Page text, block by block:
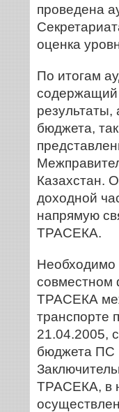
проведена
оценка
По итогам
содержащий
результаты,
бюджета,
Казахстан.
доходной
напрямую
ТРАСЕКА.
Необходимо
совместном
ТРАСЕКА
транспорте
21.04.2005,
бюджета ПС
ТРАСЕКА, в